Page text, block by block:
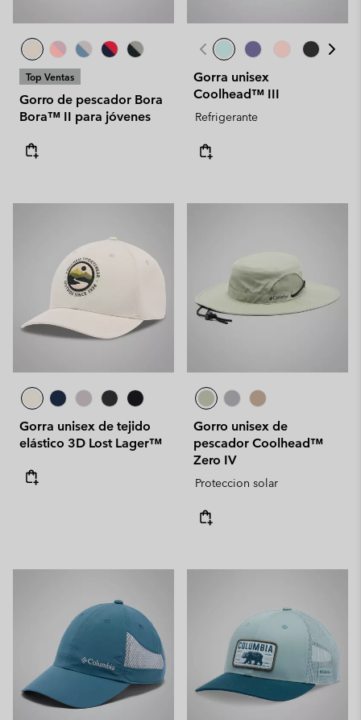
Top Ventas
Gorro de pescador Bora
Bora™ II para jóvenes
Gorra unisex
Coolhead™ III
Refrigerante
Gorra unisex de tejido
elástico 3D Lost Lager™
Gorro unisex de
pescador Coolhead™
Zero IV
Proteccion solar